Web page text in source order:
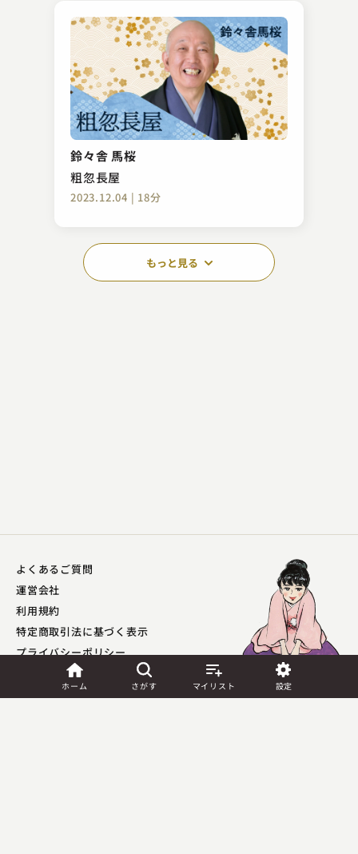
ホーム さがす マイリスト 設定
鈴々舎 馬桜
粗忽長屋
2023.12.04 | 18分
もっと見る
よくあるご質問
運営会社
利用規約
特定商取引法に基づく表示
プライバシーポリシー​
外部送信ポリシー